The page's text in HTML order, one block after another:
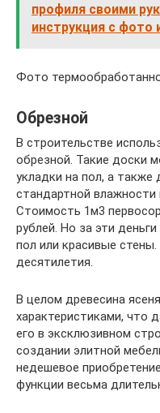
профиля своими
инструкция с фото
Фото
Обрезной
В строительстве
обрезной. Такие доски
укладки на пол, а также
стандартной
Стоимость 1м3
рублей. Но за эти
пол или красивые
десятилетия.
В целом древесина
характеристиками, что
его в эксклюзивном
создании элитной
недешевое
функции весьма